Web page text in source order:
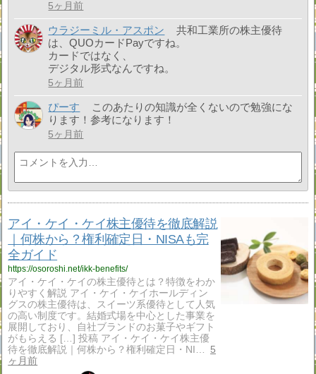
5ヶ月前
ウラジーミル・アスポン
共和工業所の株主優待
は、QUOカードPayですね。
カードではなく、
デジタル形式なんですね。
5ヶ月前
ぴーす
このあたりの知識が全くないので勉強にな
ります！参考になります！
5ヶ月前
アイ・ケイ・ケイ株主優待を徹底解説
｜何株から？権利確定日・NISAも完
全ガイド
https://osoroshi.net/ikk-benefits/
アイ・ケイ・ケイの株主優待とは？特徴をわか
りやすく解説 アイ・ケイ・ケイホールディン
グスの株主優待は、スイーツ系優待として人気
の高い制度です。結婚式場を中心とした事業を
展開しており、自社ブランドのお菓子やギフト
がもらえる […] 投稿 アイ・ケイ・ケイ株主優
待を徹底解説｜何株から？権利確定日・NI…
5
ヶ月前